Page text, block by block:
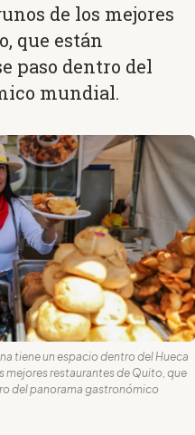
de los mejores
que están
paso dentro del
mundial.
tiene un espacio dentro del Hueca
mejores restaurantes de Quito, que
del panorama gastronómico